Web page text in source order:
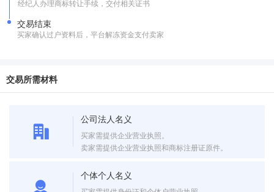
经纪人办理商标转让手续，交付相关证书
交易结束
买家确认过户资料后，平台解冻资金支付卖家
交易所需材料
公司法人名义
买家需提供企业营业执照。
卖家需提供企业营业执照和商标注册证原件。
个体个人名义